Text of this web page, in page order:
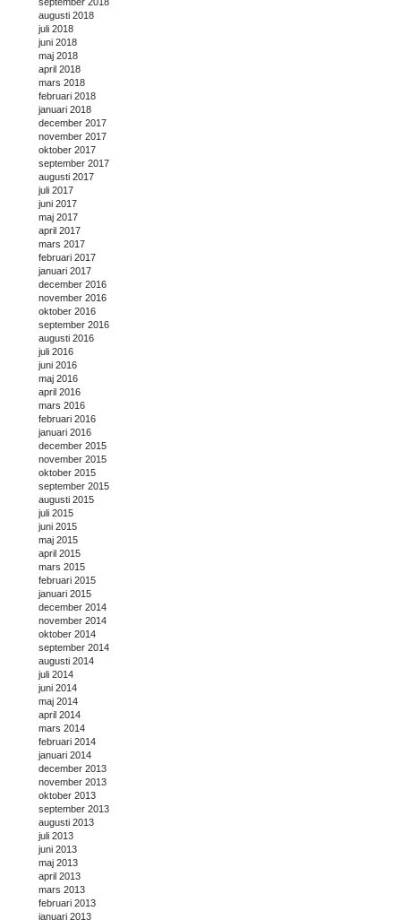
augusti 2018
juli 2018
juni 2018
maj 2018
april 2018
mars 2018
februari 2018
januari 2018
december 2017
november 2017
oktober 2017
september 2017
augusti 2017
juli 2017
juni 2017
maj 2017
april 2017
mars 2017
februari 2017
januari 2017
december 2016
november 2016
oktober 2016
september 2016
augusti 2016
juli 2016
juni 2016
maj 2016
april 2016
mars 2016
februari 2016
januari 2016
december 2015
november 2015
oktober 2015
september 2015
augusti 2015
juli 2015
juni 2015
maj 2015
april 2015
mars 2015
februari 2015
januari 2015
december 2014
november 2014
oktober 2014
september 2014
augusti 2014
juli 2014
juni 2014
maj 2014
april 2014
mars 2014
februari 2014
januari 2014
december 2013
november 2013
oktober 2013
september 2013
augusti 2013
juli 2013
juni 2013
maj 2013
april 2013
mars 2013
februari 2013
januari 2013